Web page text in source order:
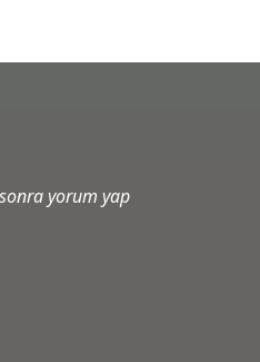
yorum yap